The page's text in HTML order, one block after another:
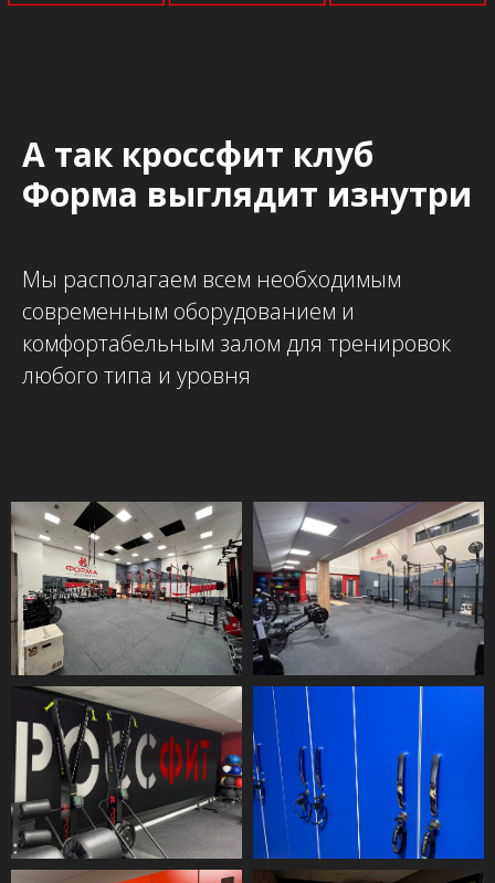
А так кроссфит клуб
Форма выглядит изнутри
Мы располагаем всем необходимым
современным оборудованием и
комфортабельным залом для тренировок
любого типа и уровня